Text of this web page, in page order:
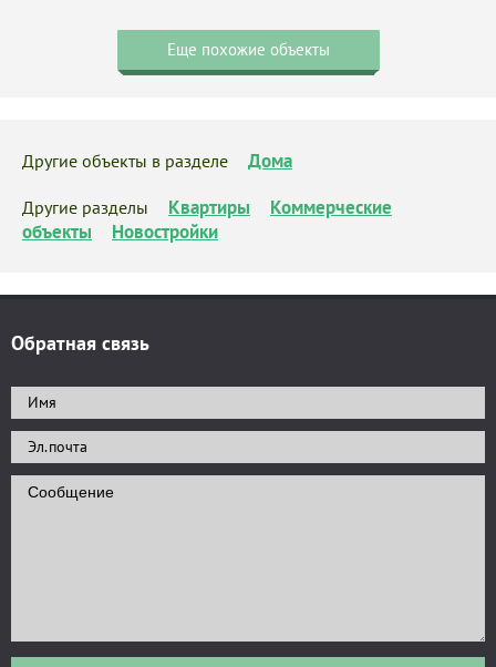
Еще похожие объекты
Другие объекты в разделе Дома
Другие разделы Квартиры
Коммерческие
объекты
Новостройки
Обратная связь